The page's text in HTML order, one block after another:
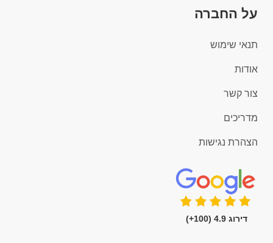
על החברה
תנאי שימוש
אודות
צור קשר
מדריכים
הצהרת נגישות
דירוג 4.9 (100+)